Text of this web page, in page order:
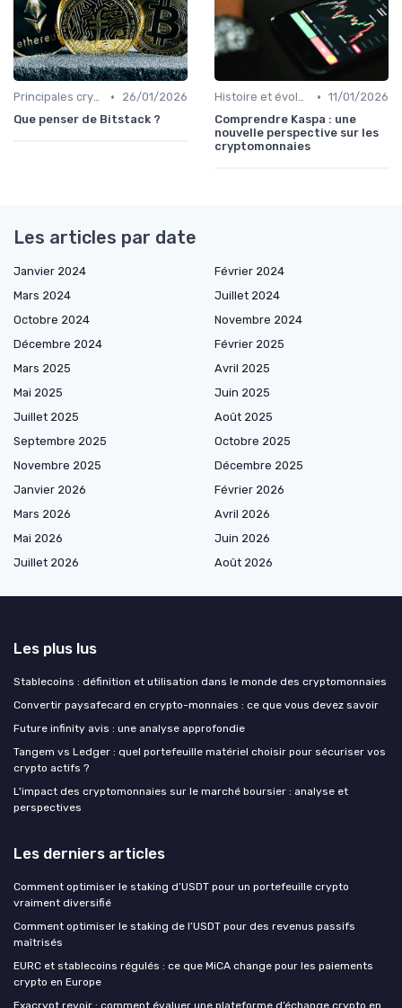
Principales cryptomonnaies pour l'investissement •
26/01/2026
Que penser de Bitstack ?
Histoire et évolution du marché des cryptos • 11/01/2026
Comprendre Kaspa : une
nouvelle perspective sur les
cryptomonnaies
Les articles par date
Janvier 2024
Février 2024
Mars 2024
Juillet 2024
Octobre 2024
Novembre 2024
Décembre 2024
Février 2025
Mars 2025
Avril 2025
Mai 2025
Juin 2025
Juillet 2025
Août 2025
Septembre 2025
Octobre 2025
Novembre 2025
Décembre 2025
Janvier 2026
Février 2026
Mars 2026
Avril 2026
Mai 2026
Juin 2026
Juillet 2026
Août 2026
Les plus lus
Stablecoins : définition et utilisation dans le monde des cryptomonnaies
Convertir paysafecard en crypto-monnaies : ce que vous devez savoir
Future infinity avis : une analyse approfondie
Tangem vs Ledger : quel portefeuille matériel choisir pour sécuriser vos
crypto actifs ?
L'impact des cryptomonnaies sur le marché boursier : analyse et
perspectives
Les derniers articles
Comment optimiser le staking d’USDT pour un portefeuille crypto
vraiment diversifié
Comment optimiser le staking de l’USDT pour des revenus passifs
maîtrisés
EURC et stablecoins régulés : ce que MiCA change pour les paiements
crypto en Europe